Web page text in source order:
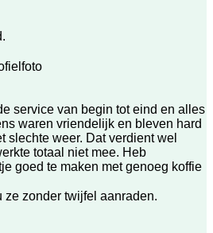
service van begin tot eind en alles
waren vriendelijk en bleven hard
slechte weer. Dat verdient wel
totaal niet mee. Heb
goed te maken met genoeg koffie
ze zonder twijfel aanraden.